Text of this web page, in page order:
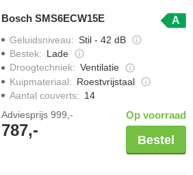
Bosch SMS6ECW15E A
Geluidsniveau: Stil - 42 dB
Bestek: Lade
Droogtechniek: Ventilatie
Kuipmateriaal: Roestvrijstaal
Aantal couverts: 14
Adviesprijs 999,-
787,-
Op voorraad
Bestel